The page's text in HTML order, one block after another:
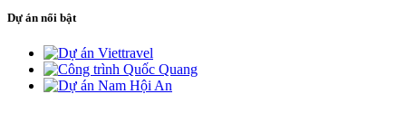
Dự án nổi bật